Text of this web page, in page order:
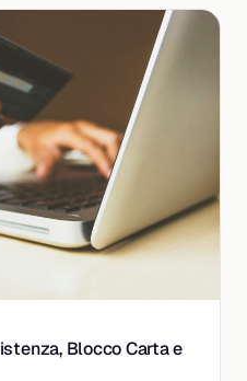
Blocco Carta e